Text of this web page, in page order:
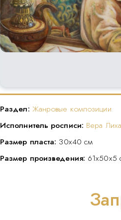
Раздел: Жанровые композиции
Исполнитель росписи: Вера
Размер пласта: 30х40 см
Размер произведения: 61х50х5